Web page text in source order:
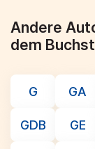
Andere
dem
G GA
GDB GE